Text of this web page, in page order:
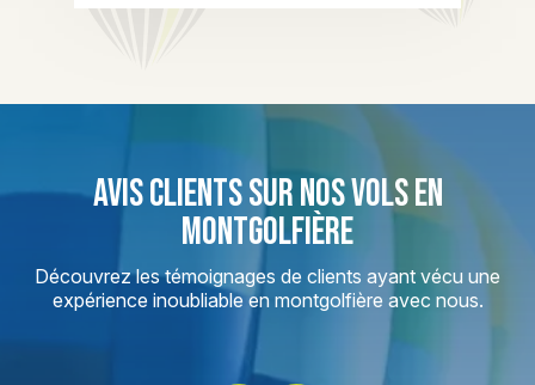
AVIS CLIENTS SUR NOS VOLS EN
MONTGOLFIÈRE
Découvrez les témoignages de clients ayant vécu une
expérience inoubliable en montgolfière avec nous.